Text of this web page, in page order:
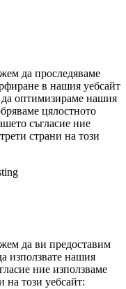
да проследяваме
в нашия уебсайт
оптимизираме нашия
цялостното
съгласие ние
страни на този
да ви предоставим
използвате нашия
ние използваме
на този уебсайт: